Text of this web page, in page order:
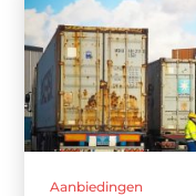
Aanbiedingen